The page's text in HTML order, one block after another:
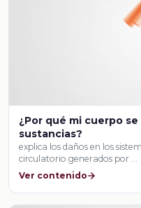
¿Por qué mi cuerpo
sustancias?
explica los daños en los
circulatorio generados por …
Ver contenido